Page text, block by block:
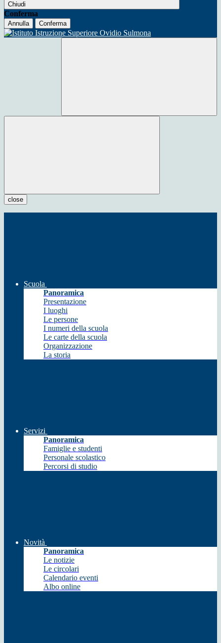
Chiudi
Conferma
Annulla Conferma
close
Scuola
Panoramica
Presentazione
I luoghi
Le persone
I numeri della scuola
Le carte della scuola
Organizzazione
La storia
Servizi
Panoramica
Famiglie e studenti
Personale scolastico
Percorsi di studio
Novità
Panoramica
Le notizie
Le circolari
Calendario eventi
Albo online